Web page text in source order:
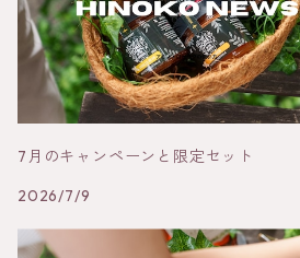
7月のキャンペーンと限定セット
2026/7/9